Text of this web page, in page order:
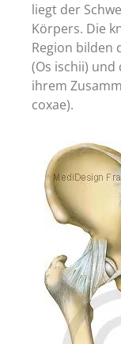
Sinne,
liegt der
Körpers. Die
Region bilden
(Os ischii) und
ihrem
coxae).